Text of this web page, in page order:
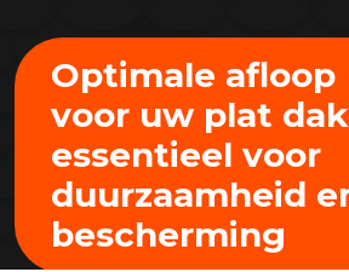
Optimale afloop
voor uw plat
essentieel voor
duurzaamheid
bescherming